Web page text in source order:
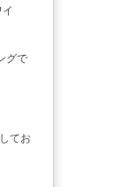
グで
てお